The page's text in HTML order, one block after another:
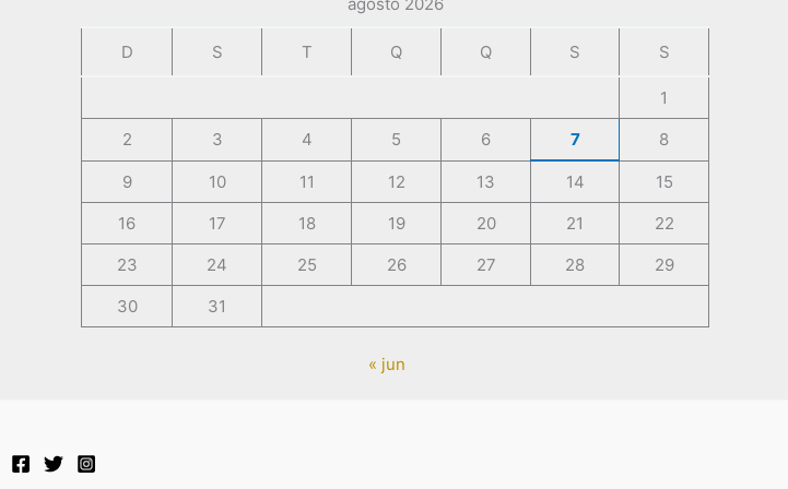
D S T Q Q S S
1
2
3 4 5 6 7 8
9 10 11 12 13 14
15
16
17 18 19 20 21
22
23
24 25 26 27 28
29
30
31
« jun